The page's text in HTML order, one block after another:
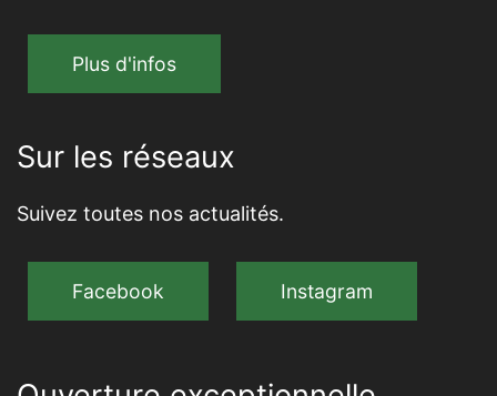
Plus d'infos
Sur les réseaux
Suivez toutes nos actualités.
Facebook Instagram